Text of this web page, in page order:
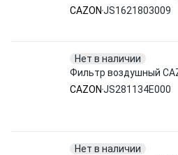
CAZON JS1621803009
Нет в наличии
Фильтр воздушный
CAZON JS281134E000
Нет в наличии